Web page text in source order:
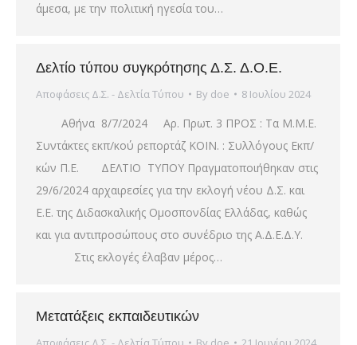
άμεσα, με την πολιτική ηγεσία του…
Δελτίο τύπου συγκρότησης Δ.Σ. Δ.Ο.Ε.
Αποφάσεις Δ.Σ. - Δελτία Τύπου By doe 8 Ιουλίου 2024
Αθήνα 8/7/2024 Αρ. Πρωτ. 3 ΠΡΟΣ : Τα Μ.Μ.Ε.
Συντάκτες εκπ/κού ρεπορτάζ ΚΟΙΝ. : Συλλόγους Εκπ/
κών Π.Ε. ΔΕΛΤΙΟ ΤΥΠΟΥ Πραγματοποιήθηκαν στις
29/6/2024 αρχαιρεσίες για την εκλογή νέου Δ.Σ. και
Ε.Ε. της Διδασκαλικής Ομοσπονδίας Ελλάδας, καθώς
και για αντιπροσώπους στο συνέδριο της Α.Δ.Ε.Δ.Υ.
Στις εκλογές έλαβαν μέρος…
Μετατάξεις εκπαιδευτικών